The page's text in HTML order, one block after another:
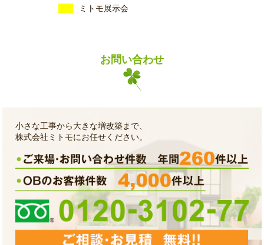
ミトモ展示会
お問い合わせ
小さな工事から大きな増改築まで、
株式会社ミトモにお任せください。